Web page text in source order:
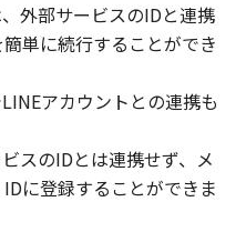
外部サービスのIDと連携
単に続行することができ
アカウントとの連携も
スのIDとは連携せず、メ
に登録することができま